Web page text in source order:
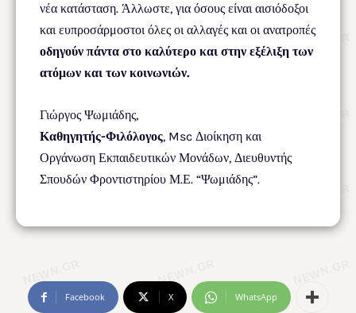
νέα κατάσταση. Άλλωστε, για όσους είναι αισιόδοξοι
και ευπροσάρμοστοι όλες οι αλλαγές και οι ανατροπές
οδηγούν πάντα στο καλύτερο και στην εξέλιξη των
ατόμων και των κοινωνιών.
Γιώργος Ψωμιάδης,
Καθηγητής-Φιλόλογος, Msc Διοίκηση και
Οργάνωση Εκπαιδευτικών Μονάδων, Διευθυντής
Σπουδών Φροντιστηρίου Μ.Ε. “Ψωμιάδης”.
Facebook X WhatsApp